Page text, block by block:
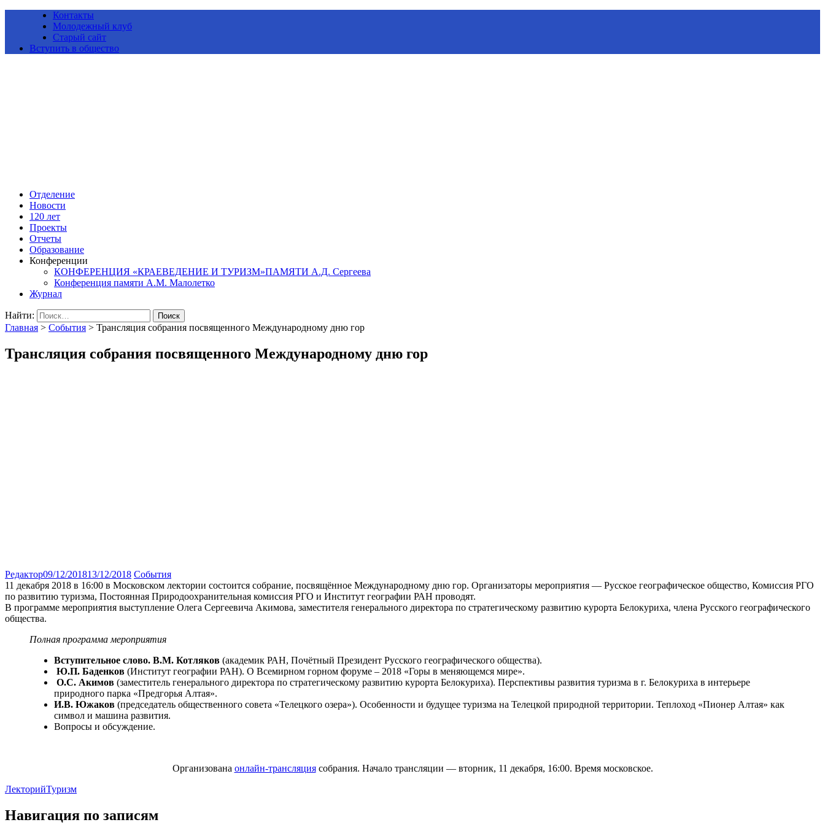
Контакты
Молодежный клуб
Старый сайт
Вступить в общество
Отделение
Новости
120 лет
Проекты
Отчеты
Образование
Конференции
КОНФЕРЕНЦИЯ «КРАЕВЕДЕНИЕ И ТУРИЗМ»ПАМЯТИ А.Д. Сергеева
Конференция памяти А.М. Малолетко
Журнал
Найти:
Главная > События > Трансляция собрания посвященного Международному дню гор
Трансляция собрания посвященного Международному дню гор
Редактор09/12/201813/12/2018 События
11 декабря 2018 в 16:00 в Московском лектории состоится собрание, посвящённое Международному дню гор. Организаторы мероприятия — Русское географическое общество, Комиссия РГО
по развитию туризма, Постоянная Природоохранительная комиссия РГО и Институт географии РАН проводят.
В программе мероприятия выступление Олега Сергеевича Акимова, заместителя генерального директора по стратегическому развитию курорта Белокуриха, члена Русского географического
общества.
Полная программа мероприятия
Вступительное слово. В.М. Котляков (академик РАН, Почётный Президент Русского географического общества).
Ю.П. Баденков (Институт географии РАН). О Всемирном горном форуме – 2018 «Горы в меняющемся мире».
О.С. Акимов (заместитель генерального директора по стратегическому развитию курорта Белокуриха). Перспективы развития туризма в г. Белокуриха в интерьере
природного парка «Предгорья Алтая».
И.В. Южаков (председатель общественного совета «Телецкого озера»). Особенности и будущее туризма на Телецкой природной территории. Теплоход «Пионер Алтая» как
символ и машина развития.
Вопросы и обсуждение.
Организована онлайн-трансляциясобрания. Начало трансляции — вторник, 11 декабря, 16:00. Время московское.
ЛекторийТуризм
Навигация по записям